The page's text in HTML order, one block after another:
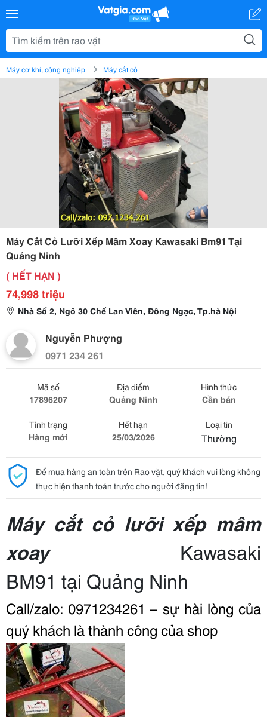
Máy cơ khí, công nghiệp Máy cắt cỏ
Máy Cắt Cỏ Lưỡi Xếp Mâm Xoay Kawasaki Bm91 Tại
Quảng Ninh
( HẾT HẠN )
74,998 triệu
Nhà Số 2, Ngõ 30 Chế Lan Viên, Đông Ngạc, Tp.hà Nội
Nguyễn Phượng
0971 234 261
Mã số
17896207
Địa điểm
Quảng Ninh
Hình thức
Cần bán
Tình trạng
Hàng mới
Hết hạn
25/03/2026
Loại tin
Thường
Để mua hàng an toàn trên Rao vặt, quý khách vui lòng không
thực hiện thanh toán trước cho người đăng tin!
Máy cắt cỏ lưỡi xếp mâm
xoay Kawasaki
BM91 tại Quảng Ninh
Call/zalo: 0971234261 – sự hài lòng của
quý khách là thành công của shop